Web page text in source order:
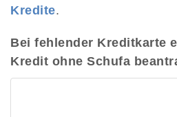
Kredite.
Bei fehlender Kreditkarte
Kredit ohne Schufa